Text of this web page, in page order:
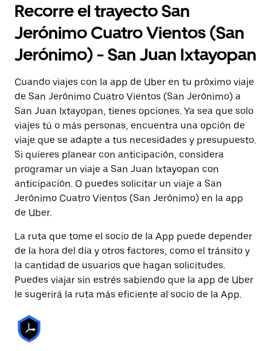
Recorre el trayecto San
Jerónimo Cuatro Vientos (San
Jerónimo) - San Juan Ixtayopan
Cuando viajes con la app de Uber en tu próximo viaje
de San Jerónimo Cuatro Vientos (San Jerónimo) a
San Juan Ixtayopan, tienes opciones. Ya sea que solo
viajes tú o más personas, encuentra una opción de
viaje que se adapte a tus necesidades y presupuesto.
Si quieres planear con anticipación, considera
programar un viaje a San Juan Ixtayopan con
anticipación. O puedes solicitar un viaje a San
Jerónimo Cuatro Vientos (San Jerónimo) en la app
de Uber.
La ruta que tome el socio de la App puede depender
de la hora del día y otros factores, como el tránsito y
la cantidad de usuarios que hagan solicitudes.
Puedes viajar sin estrés sabiendo que la app de Uber
le sugerirá la ruta más eficiente al socio de la App.